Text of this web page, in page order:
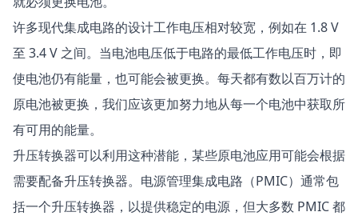
许多现代集成电路的设计工作电压相对较宽，例如在 1.8 V
至 3.4 V 之间。当电池电压低于电路的最低工作电压时，即
使电池仍有能量，也可能会被更换。每天都有数以百万计的
原电池被更换，我们应该更加努力地从每一个电池中获取所
有可用的能量。
升压转换器可以利用这种潜能，某些原电池应用可能会根据
需要配备升压转换器。 电源管理集成电路（PMIC）通常包
括一个升压转换器，以提供稳定的电源，但大多数 PMIC 都